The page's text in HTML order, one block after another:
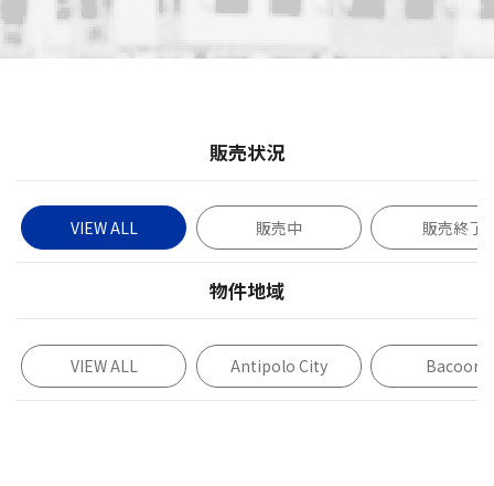
販売状況
VIEW ALL 販売中 販売終了
物件地域
VIEW ALL Antipolo City Bacoor